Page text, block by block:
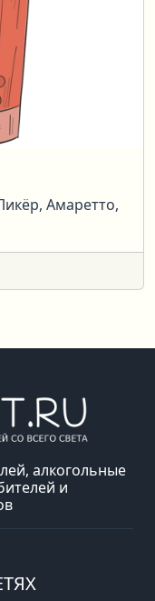
Амаретто,
алкогольные
и